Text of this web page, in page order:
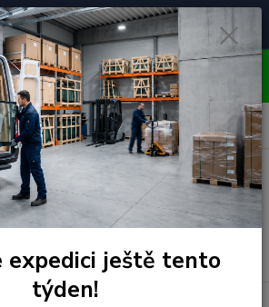
📞
Poradenství
ZDARMA
⭐ 4.7/5 (50 recenzí)
DO STŘEDY 12:00 - KAŽDÝ PÁTEK
EXPEDUJEME!!
Menu
Hledat
0 ks
za 0,00 Kč
expedici ještě tento
týden!